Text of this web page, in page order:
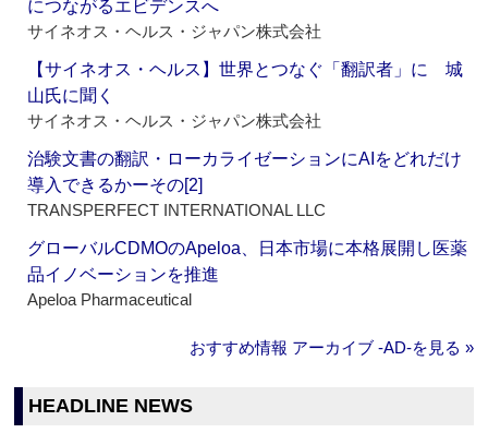
につながるエビデンスへ
サイネオス・ヘルス・ジャパン株式会社
【サイネオス・ヘルス】世界とつなぐ「翻訳者」に 城
山氏に聞く
サイネオス・ヘルス・ジャパン株式会社
治験文書の翻訳・ローカライゼーションにAIをどれだけ
導入できるかーその[2]
TRANSPERFECT INTERNATIONAL LLC
グローバルCDMOのApeloa、日本市場に本格展開し医薬
品イノベーションを推進
Apeloa Pharmaceutical
おすすめ情報 アーカイブ ‐AD‐を見る »
HEADLINE NEWS